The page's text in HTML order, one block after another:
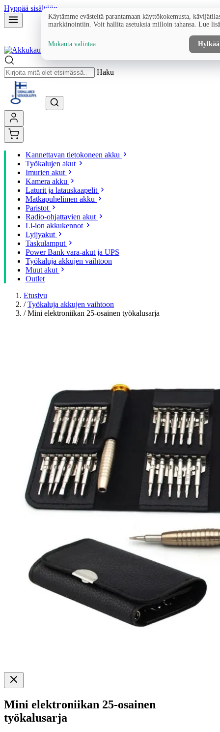
Hyppää sisältöön
Haku
Kannettavan tietokoneen akku
Työkalujen akut
Imurien akut
Kamera akku
Laturit ja latauskaapelit
Matkapuhelimen akku
Paristot
Radio-ohjattavien akut
Li-ion akkukennot
Lyijyakut
Taskulamput
Power Bank vara-akut ja UPS
Työkaluja akkujen vaihtoon
Muut akut
Outlet
Etusivu
/ Työkaluja akkujen vaihtoon
/ Mini elektroniikan 25-osainen työkalusarja
Mini elektroniikan 25-osainen
työkalusarja
Käytämme evästeitä parantamaan käyttökokemusta,
markkinointiin. Voit hallita asetuksia milloin tahansa. Lue
Mukauta valintaa Hylkää